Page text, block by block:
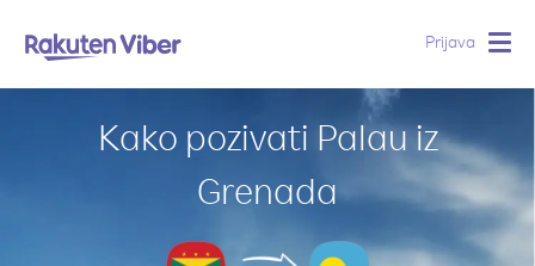
Prijava
Kako pozivati Palau iz
Grenada